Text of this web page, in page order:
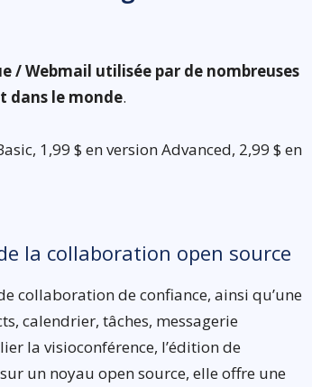
/ Webmail utilisée par de nombreuses
dans le monde.
1,99 $ en version Advanced, 2,99 $ en
la collaboration open source
collaboration de confiance, ainsi qu’une
calendrier, tâches, messagerie
la visioconférence, l’édition de
un noyau open source, elle offre une